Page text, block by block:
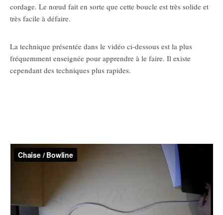
cordage. Le nœud fait en sorte que cette boucle est très solide et
très facile à défaire.
La technique présentée dans le vidéo ci-dessous est la plus
fréquemment enseignée pour apprendre à le faire. Il existe
cependant des techniques plus rapides.